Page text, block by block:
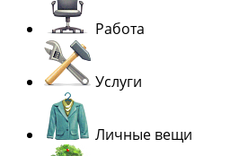
Работа
Услуги
Личные вещи